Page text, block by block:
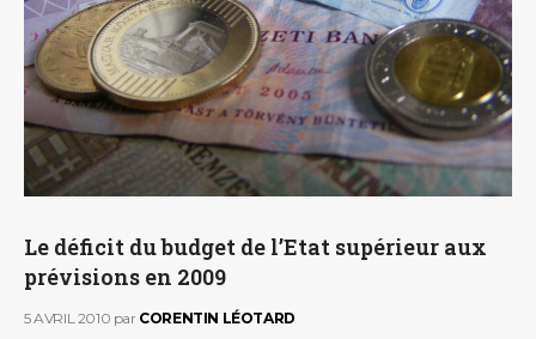
Le déficit du budget de l’Etat supérieur aux
prévisions en 2009
5 AVRIL 2010 par CORENTIN LÉOTARD